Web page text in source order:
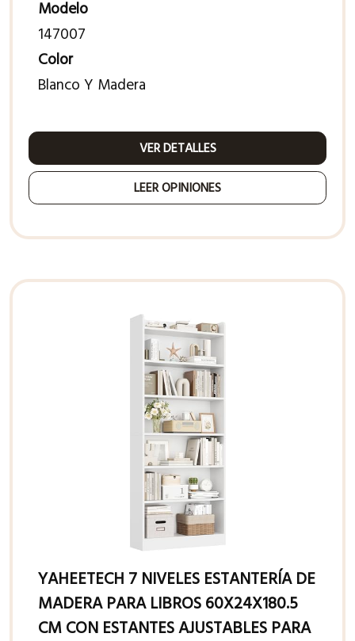
Modelo
147007
Color
Blanco Y Madera
VER DETALLES
LEER OPINIONES
YAHEETECH 7 NIVELES ESTANTERÍA DE
MADERA PARA LIBROS 60X24X180.5
CM CON ESTANTES AJUSTABLES PARA